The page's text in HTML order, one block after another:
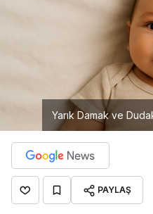
Yarık Damak ve
PAYLAŞ